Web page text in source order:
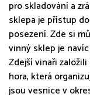
pro skladování a
sklepa je přístup
posezení. Zde si
vinný sklep je
Zdejší vinaři
hora, která
jsou vesnice v